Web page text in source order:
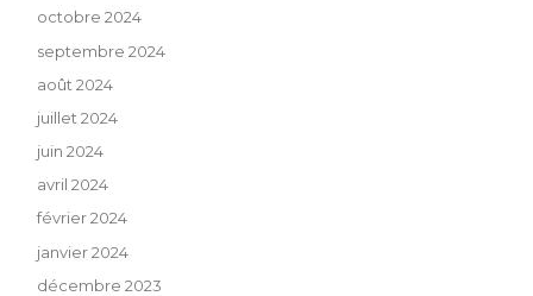
octobre 2024
septembre 2024
août 2024
juillet 2024
juin 2024
avril 2024
février 2024
janvier 2024
décembre 2023